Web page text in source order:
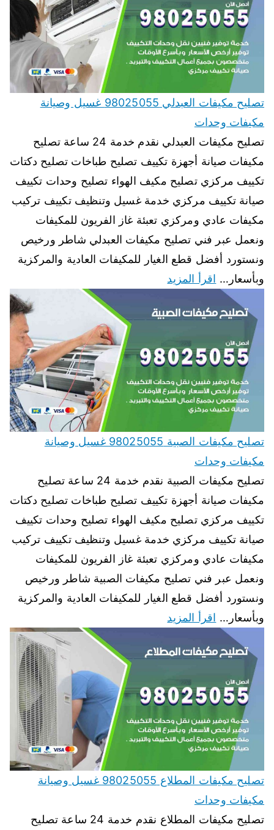
تصليح مكيفات العبدلي 98025055 غسيل وصيانة
مكيفات وحدات
تصليح مكيفات العبدلي نقدم خدمة 24 ساعة تصليح
مكيفات صيانة أجهزة تكييف تصليح طباخات تصليح دكتات
تكييف مركزي تصليح مكيف الهواء تصليح وحدات تكييف
صيانة تكييف مركزي خدمة غسيل وتنظيف تكييف تركيب
مكيفات عادي ومركزي تعبئة غاز الفريون للمكيفات
ونعمل عبر فني تصليح مكيفات العبدلي شاطر ورخيص
ونستورد أفضل قطع الغيار للمكيفات العادية والمركزية
وبأسعار… اقرأ المزيد
تصليح مكيفات الصبية 98025055 غسيل وصيانة
مكيفات وحدات
تصليح مكيفات الصبية نقدم خدمة 24 ساعة تصليح
مكيفات صيانة أجهزة تكييف تصليح طباخات تصليح دكتات
تكييف مركزي تصليح مكيف الهواء تصليح وحدات تكييف
صيانة تكييف مركزي خدمة غسيل وتنظيف تكييف تركيب
مكيفات عادي ومركزي تعبئة غاز الفريون للمكيفات
ونعمل عبر فني تصليح مكيفات الصبية شاطر ورخيص
ونستورد أفضل قطع الغيار للمكيفات العادية والمركزية
وبأسعار… اقرأ المزيد
تصليح مكيفات المطلاع 98025055 غسيل وصيانة
مكيفات وحدات
تصليح مكيفات المطلاع نقدم خدمة 24 ساعة تصليح